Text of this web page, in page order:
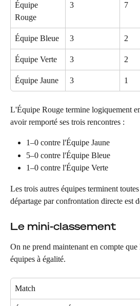
Équipe
Rouge
3 7
Équipe Bleue 3 2
Équipe Verte 3 2
Équipe Jaune 3 1
L'Équipe Rouge termine logiquement
avoir remporté ses trois rencontres :
1–0 contre l'Équipe Jaune
5–0 contre l'Équipe Bleue
1–0 contre l'Équipe Verte
Les trois autres équipes terminent
départage par confrontation directe est
Le mini-classement
On ne prend maintenant en compte que
équipes à égalité.
Match